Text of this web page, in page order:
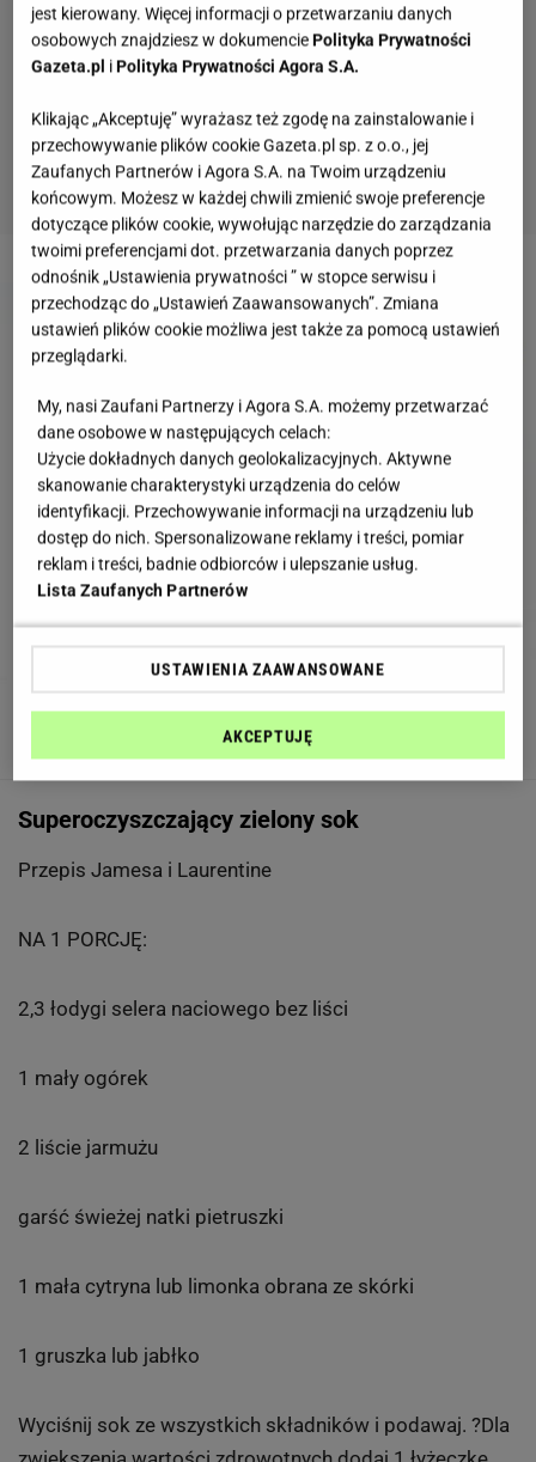
2 z 6
Zielone koktajle niekoniecznie są miłe dla oka, ale z pewnością
wyjątkowo zdroweShuttestock
Superoczyszczający zielony sok
Przepis Jamesa i Laurentine
NA 1 PORCJĘ:
2,3 łodygi selera naciowego bez liści
1 mały ogórek
2 liście jarmużu
garść świeżej natki pietruszki
1 mała cytryna lub limonka obrana ze skórki
1 gruszka lub jabłko
Wyciśnij sok ze wszystkich składników i podawaj. ?Dla
jest kierowany. Więcej informacji o przetwarzaniu danych
osobowych znajdziesz w dokumenciePolityka Prywatności
Gazeta.pl iPolityka Prywatności Agora S.A.
Klikając „Akceptuję” wyrażasz też zgodę na zainstalowanie i
przechowywanie plików cookie Gazeta.pl sp. z o.o., jej
Zaufanych Partnerów i Agora S.A. na Twoim urządzeniu
końcowym. Możesz w każdej chwili zmienić swoje preferencje
dotyczące plików cookie, wywołując narzędzie do zarządzania
twoimi preferencjami dot. przetwarzania danych poprzez
odnośnik „Ustawienia prywatności ” w stopce serwisu i
przechodząc do „Ustawień Zaawansowanych”. Zmiana
ustawień plików cookie możliwa jest także za pomocą ustawień
przeglądarki.
My, nasi Zaufani Partnerzy i Agora S.A. możemy przetwarzać
dane osobowe w następujących celach:
Użycie dokładnych danych geolokalizacyjnych. Aktywne
skanowanie charakterystyki urządzenia do celów
identyfikacji. Przechowywanie informacji na urządzeniu lub
dostęp do nich. Spersonalizowane reklamy i treści, pomiar
reklam i treści, badnie odbiorców i ulepszanie usług.
Lista Zaufanych Partnerów
USTAWIENIA ZAAWANSOWANE
AKCEPTUJĘ